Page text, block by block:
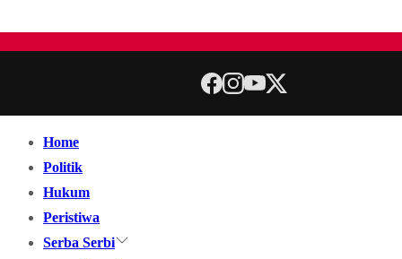
Home
Politik
Hukum
Peristiwa
Serba Serbi